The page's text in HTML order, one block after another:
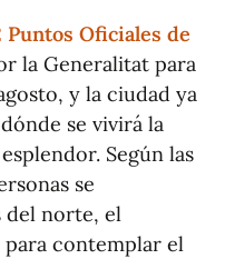
Puntos Oficiales de
la Generalitat para
y la ciudad ya
se vivirá la
Según las
se
del norte, el
contemplar el